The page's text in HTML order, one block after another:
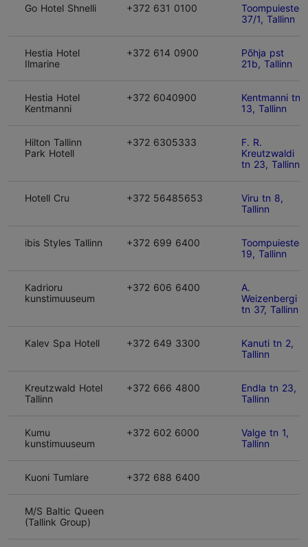
Go Hotel Shnelli +372 631 0100
Toompuiestee
37/1, Tallinn
Hestia Hotel
Ilmarine
+372 614 0900
Põhja pst
21b, Tallinn
Hestia Hotel
Kentmanni
+372 6040900
Kentmanni tn
13, Tallinn
Hilton Tallinn
Park Hotell
+372 6305333
F. R.
Kreutzwaldi
tn 23, Tallinn
Hotell Cru +372 56485653
Viru tn 8,
Tallinn
ibis Styles Tallinn +372 699 6400
Toompuiestee
19, Tallinn
Kadrioru
kunstimuuseum
+372 606 6400
A.
Weizenbergi
tn 37, Tallinn
Kalev Spa Hotell +372 649 3300
Kanuti tn 2,
Tallinn
Kreutzwald Hotel
Tallinn
+372 666 4800
Endla tn 23,
Tallinn
Kumu
kunstimuuseum
+372 602 6000
Valge tn 1,
Tallinn
Kuoni Tumlare +372 688 6400
M/S Baltic Queen
(Tallink Group)